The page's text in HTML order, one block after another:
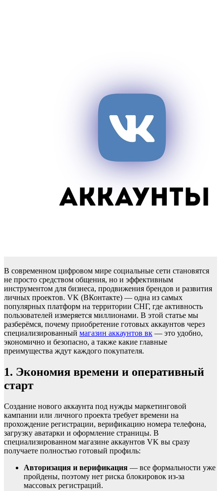
В современном цифровом мире социальные сети становятся
не просто средством общения, но и эффективным
инструментом для бизнеса, продвижения брендов и развития
личных проектов. VK (ВКонтакте) — одна из самых
популярных платформ на территории СНГ, где активность
пользователей измеряется миллионами. В этой статье мы
разберёмся, почему приобретение готовых аккаунтов через
специализированный магазин аккаунтов вк — это удобно,
экономично и безопасно, а также какие главные
преимущества ждут каждого покупателя.
1. Экономия времени и оперативный
старт
Создание нового аккаунта под нужды маркетинговой
кампании или личного проекта требует времени на
прохождение регистрации, верификацию номера телефона,
загрузку аватарки и оформление страницы. В
специализированном магазине аккаунтов VK вы сразу
получаете полностью готовый профиль:
Авторизация и верификация — все формальности уже
пройдены, поэтому нет риска блокировок из-за
массовых регистраций.